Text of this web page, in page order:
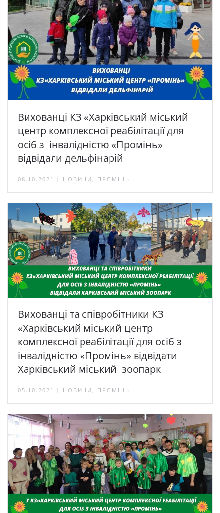
Вихованці КЗ «Харківський міський
центр комплексної реабілітації для
осіб з інвалідністю «Промінь»
відвідали дельфінарій
08.10.2021 | НОВИНИ, ПРОМІНЬ
Вихованці та співробітники КЗ
«Харківський міський центр
комплексної реабілітації для осіб з
інвалідністю «Промінь» відвідати
Харківський міський зоопарк
05.10.2021 | НОВИНИ, ПРОМІНЬ